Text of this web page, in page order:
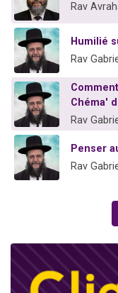
Rav
Humilié
Rav
Chéma'
Rav
Penser
Rav